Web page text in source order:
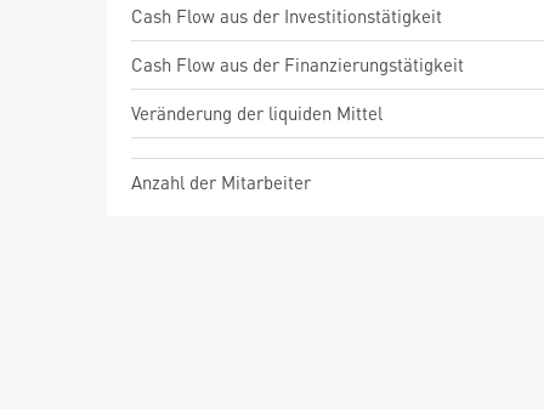
Cash Flow aus der Investitionstätigkeit
Cash Flow aus der Finanzierungstätigkeit
Veränderung der liquiden Mittel
Anzahl der Mitarbeiter